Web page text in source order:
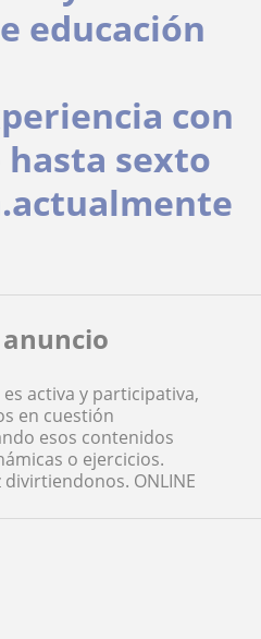
educación
con
sexto
activa y participativa,
en cuestión
esos contenidos
o ejercicios.
ONLINE